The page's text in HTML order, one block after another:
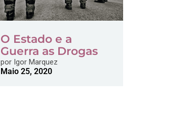
O Estado e a
Guerra as Drogas
por Igor Marquez
Maio 25, 2020